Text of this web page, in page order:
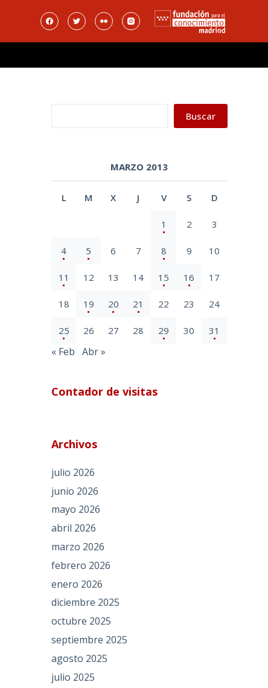
Buscar
MARZO 2013
L M X J V S D
1 2 3
4 5 6 7 8 9 10
11 12 13 14 15 16 17
18 19 20 21 22 23 24
25 26 27 28 29 30 31
« Feb Abr »
Contador de visitas
Archivos
julio 2026
junio 2026
mayo 2026
abril 2026
marzo 2026
febrero 2026
enero 2026
diciembre 2025
octubre 2025
septiembre 2025
agosto 2025
julio 2025